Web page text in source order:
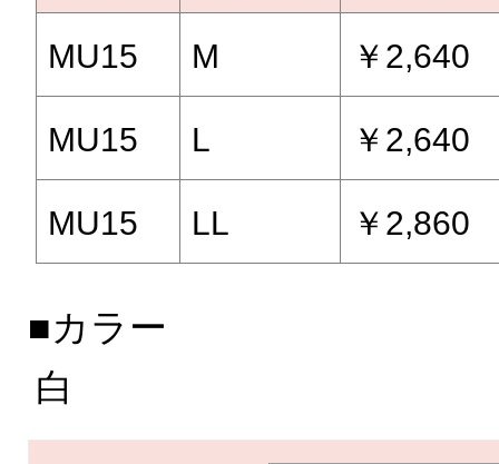
MU15 M ￥2,640
MU15 L ￥2,640
MU15 LL ￥2,860
■カラー
白